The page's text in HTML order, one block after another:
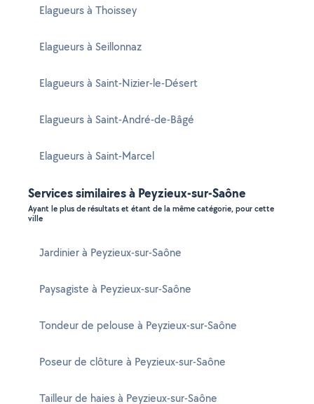
Elagueurs à Thoissey
Elagueurs à Seillonnaz
Elagueurs à Saint-Nizier-le-Désert
Elagueurs à Saint-André-de-Bâgé
Elagueurs à Saint-Marcel
Services similaires à Peyzieux-sur-Saône
Ayant le plus de résultats et étant de la même catégorie, pour cette
ville
Jardinier à Peyzieux-sur-Saône
Paysagiste à Peyzieux-sur-Saône
Tondeur de pelouse à Peyzieux-sur-Saône
Poseur de clôture à Peyzieux-sur-Saône
Tailleur de haies à Peyzieux-sur-Saône